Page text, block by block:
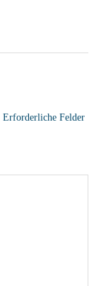
Erforderliche Felder